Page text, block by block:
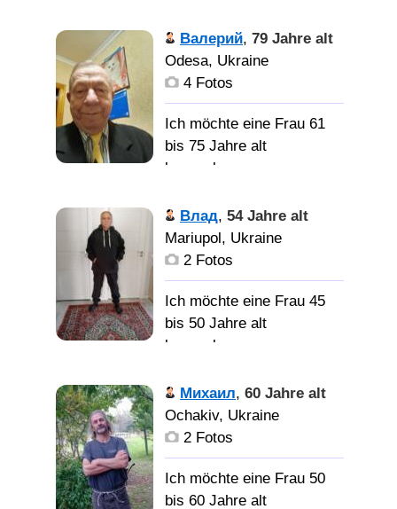
Я много лет
записывал песни.
Раньше верил в свой
осознал, что здесь это
нереально.
Принял участие во
конкурсах. Пел в Киеве,
во Львове, в Москве, в
Питере и в
(Татарстан).
Снялся в четырёх
видеоклипах на свои
был гостем на радио и
на ТВ.
женщину, которая умеет
любить и сопереживать
Валерий, 79 Jahre alt
Odesa, Ukraine
4 Fotos
Ich möchte eine Frau 61
bis 75 Jahre alt
kennenlernen
Меня зовут
Валерий. Я ищу для
создания семьи
добрую женщину,
хорошую домохозяйку.
женщину, желающую
создать семью, добрую,
спокойную и хорошую
Влад, 54 Jahre alt
Mariupol, Ukraine
2 Fotos
Ich möchte eine Frau 45
bis 50 Jahre alt
kennenlernen
Нормальный
адекватный с чувством
юмора мужчина.
Нормальную адекватную
Михаил, 60 Jahre alt
Ochakiv, Ukraine
2 Fotos
Ich möchte eine Frau 50
bis 60 Jahre alt